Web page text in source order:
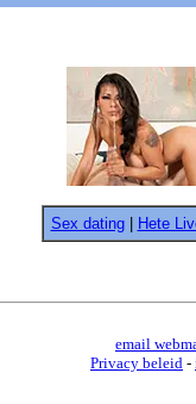
Sex dating| Hete
email
Privacy beleid -